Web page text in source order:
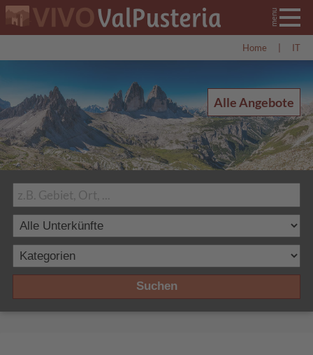
Home IT
Suchen
Alle Angebote